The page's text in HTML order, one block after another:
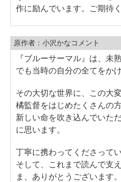
作に励んでいます。ご期待く
原作者：小沢かなコメント
『ブルーサーマル』は、未
でも当時の自分の全てをか
その大切な世界に、この大
橘監督をはじめたくさんの
新しい命を吹き込んでいた
に思います。
丁寧に携わってくださって
そして、これまで読んで支
ま、ありがとうございます。